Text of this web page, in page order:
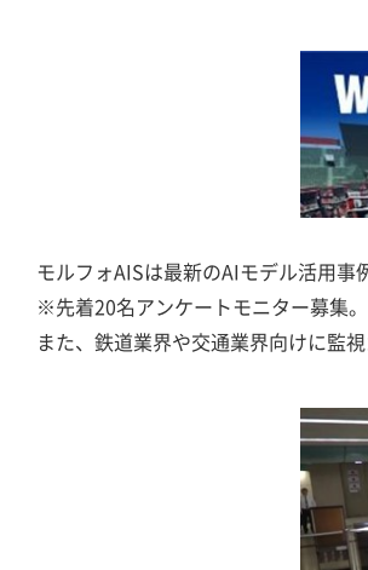
モルフォAISは最新のAIモデル活用事
※先着20名アンケートモニター募集。
また、鉄道業界や交通業界向けに監